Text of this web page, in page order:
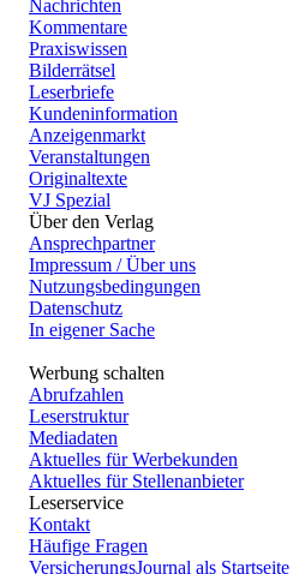
Nachrichten
Kommentare
Praxiswissen
Bilderrätsel
Leserbriefe
Kundeninformation
Anzeigenmarkt
Veranstaltungen
Originaltexte
VJ Spezial
Über den Verlag
Ansprechpartner
Impressum / Über uns
Nutzungsbedingungen
Datenschutz
In eigener Sache
Werbung schalten
Abrufzahlen
Leserstruktur
Mediadaten
Aktuelles für Werbekunden
Aktuelles für Stellenanbieter
Leserservice
Kontakt
Häufige Fragen
VersicherungsJournal als Startseite